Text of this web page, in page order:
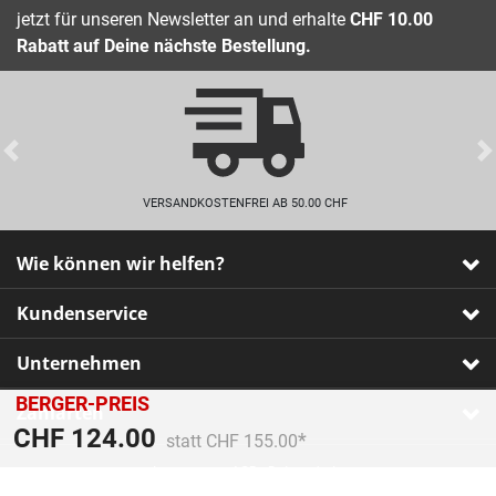
BERGER-PREIS
CHF 124.00 Preis reduziert von
statt CHF 155.00
An
jetzt für unseren Newsletter an und erhalte CHF 10.00
Rabatt auf Deine nächste Bestellung.
VERSANDKOSTENFREI AB 50.00 CHF
Previous
Wie können wir helfen?
Kundenservice
Unternehmen
Zahlarten